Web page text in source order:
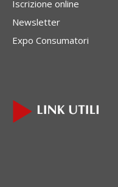
Iscrizione online
Newsletter
Expo Consumatori